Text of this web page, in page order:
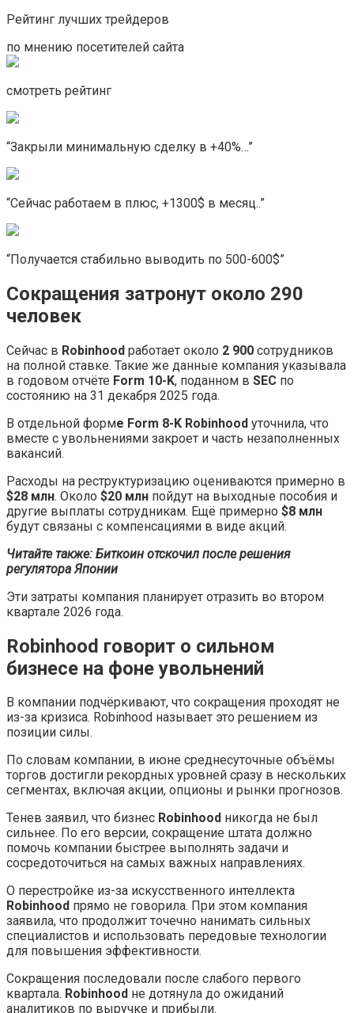
Рейтинг лучших трейдеров
по мнению посетителей сайта
смотреть рейтинг
“Закрыли минимальную сделку в +40%…”
“Сейчас работаем в плюс, +1300$ в месяц..”
“Получается стабильно выводить по 500-600$”
Сокращения затронут около 290
человек
Сейчас в Robinhood работает около 2 900 сотрудников
на полной ставке. Такие же данные компания указывала
в годовом отчёте Form 10-K, поданном в SEC по
состоянию на 31 декабря 2025 года.
В отдельной форме Form 8-K Robinhood уточнила, что
вместе с увольнениями закроет и часть незаполненных
вакансий.
Расходы на реструктуризацию оцениваются примерно в
$28 млн. Около $20 млн пойдут на выходные пособия и
другие выплаты сотрудникам. Ещё примерно $8 млн
будут связаны с компенсациями в виде акций.
Читайте также: Биткоин отскочил после решения
регулятора Японии
Эти затраты компания планирует отразить во втором
квартале 2026 года.
Robinhood говорит о сильном
бизнесе на фоне увольнений
В компании подчёркивают, что сокращения проходят не
из-за кризиса. Robinhood называет это решением из
позиции силы.
По словам компании, в июне среднесуточные объёмы
торгов достигли рекордных уровней сразу в нескольких
сегментах, включая акции, опционы и рынки прогнозов.
Тенев заявил, что бизнес Robinhood никогда не был
сильнее. По его версии, сокращение штата должно
помочь компании быстрее выполнять задачи и
сосредоточиться на самых важных направлениях.
О перестройке из-за искусственного интеллекта
Robinhood прямо не говорила. При этом компания
заявила, что продолжит точечно нанимать сильных
специалистов и использовать передовые технологии
для повышения эффективности.
Сокращения последовали после слабого первого
квартала. Robinhood не дотянула до ожиданий
аналитиков по выручке и прибыли.